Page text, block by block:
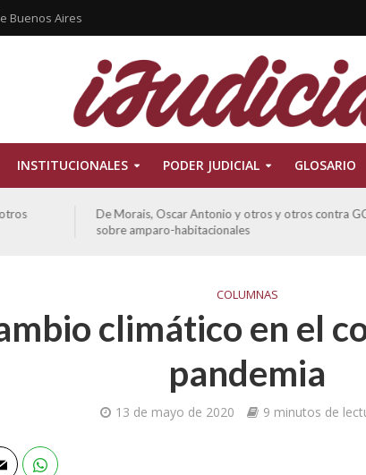
Buenos Aires
INSTITUCIONALES PODER JUDICIAL GLOSARIO
De Morais, Oscar Antonio y otros y otros contra
sobre amparo-habitacionales
COLUMNAS
climático en el
pandemia
13 de mayo de 2020 9 minutos de